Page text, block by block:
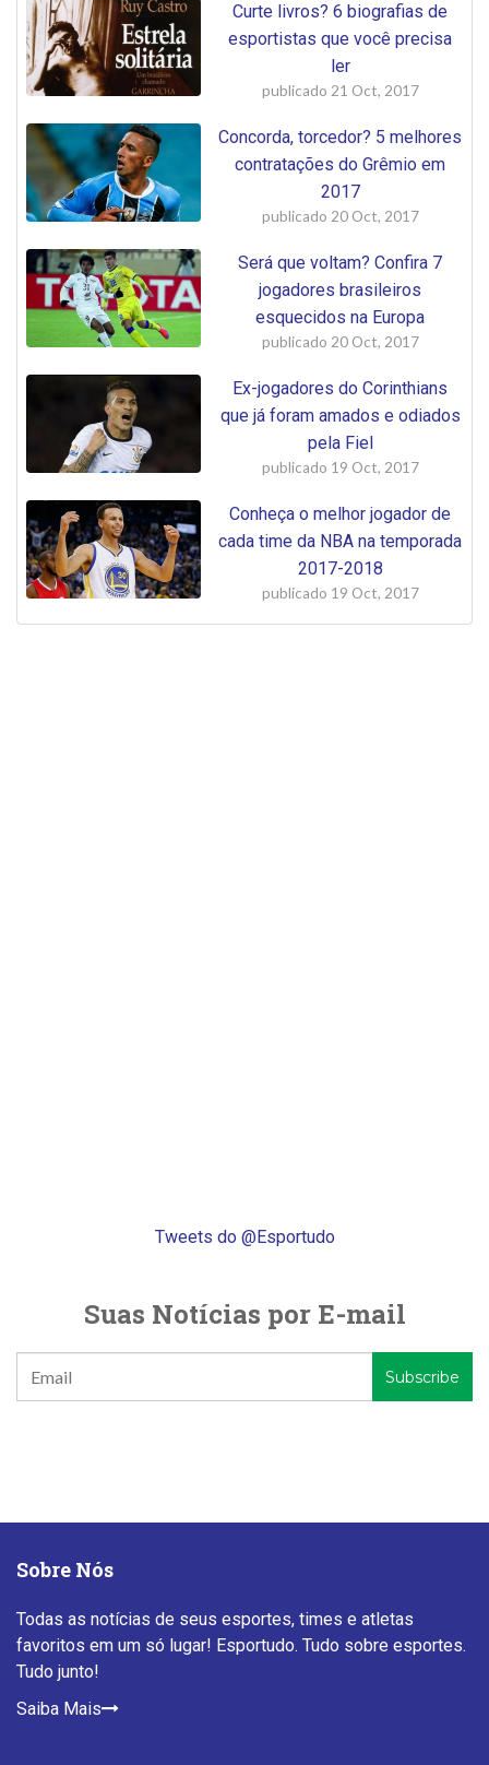
Curte livros? 6 biografias de
esportistas que você precisa
ler
publicado 21 Oct, 2017
Concorda, torcedor? 5 melhores
contratações do Grêmio em
2017
publicado 20 Oct, 2017
Será que voltam? Confira 7
jogadores brasileiros
esquecidos na Europa
publicado 20 Oct, 2017
Ex-jogadores do Corinthians
que já foram amados e odiados
pela Fiel
publicado 19 Oct, 2017
Conheça o melhor jogador de
cada time da NBA na temporada
2017-2018
publicado 19 Oct, 2017
Tweets do @Esportudo
Suas Notícias por E-mail
Sobre Nós
Todas as notícias de seus esportes, times e atletas
favoritos em um só lugar! Esportudo. Tudo sobre esportes.
Tudo junto!
Saiba Mais